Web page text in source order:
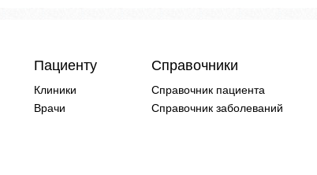
Пациенту
Клиники
Врачи
Справочники
Справочник пациента
Справочник заболеваний